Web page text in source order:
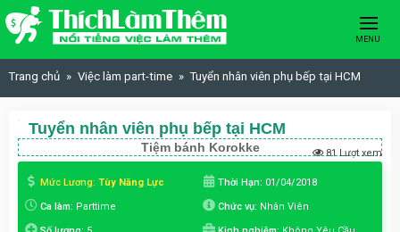
Skip to content
MENU
Trang chủ Việc làm part-time Tuyển nhân viên phụ bếp tại HCM
Tuyển nhân viên phụ bếp tại HCM
Tiệm bánh Korokke 81 Lượt xem
Mức Lương: Tùy Năng Lực Thời Hạn: 01/04/2018
Ca làm: Parttime Chức vụ: Nhân Viên